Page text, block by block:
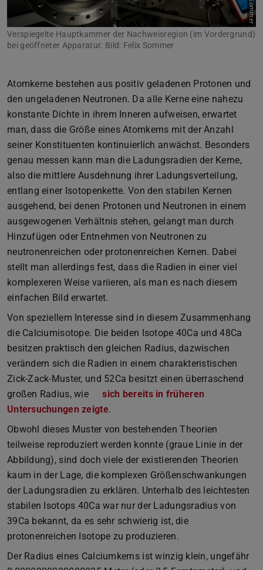
Verspiegelte Hauptkammer der Nachweisregion (im Vordergrund)
bei geöffneter Apparatur. Bild: Felix Sommer
Atomkerne bestehen aus positiv geladenen Protonen und
den ungeladenen Neutronen. Da alle Kerne eine nahezu
konstante Dichte in ihrem Inneren aufweisen, erwartet
man, dass die Größe eines Atomkerns mit der Anzahl
seiner Konstituenten kontinuierlich anwächst. Besonders
genau messen kann man die Ladungsradien der Kerne,
also die mittlere Ausdehnung ihrer Ladungsverteilung,
entlang einer Isotopenkette. Von den stabilen Kernen
ausgehend, bei denen Protonen und Neutronen in einem
ausgewogenen Verhältnis stehen, gelangt man durch
Hinzufügen oder Entnehmen von Neutronen zu
neutronenreichen oder protonenreichen Kernen. Dabei
stellt man allerdings fest, dass die Radien in einer viel
komplexeren Weise variieren, als man es nach diesem
einfachen Bild erwartet.
Von speziellem Interesse sind in diesem Zusammenhang
die Calciumisotope. Die beiden Isotope 40Ca und 48Ca
besitzen praktisch den gleichen Radius, dazwischen
verändern sich die Radien in einem charakteristischen
Zick-Zack-Muster, und 52Ca besitzt einen überraschend
großen Radius, wie
sich bereits in früheren
Untersuchungen zeigte.
Obwohl dieses Muster von bestehenden Theorien
teilweise reproduziert werden konnte (graue Linie in der
Abbildung), sind doch viele der existierenden Theorien
kaum in der Lage, die komplexen Größenschwankungen
der Ladungsradien zu erklären. Unterhalb des leichtesten
stabilen Isotops 40Ca war nur der Ladungsradius von
39Ca bekannt, da es sehr schwierig ist, die
protonenreichen Isotope zu produzieren.
Der Radius eines Calciumkerns ist winzig klein, ungefähr